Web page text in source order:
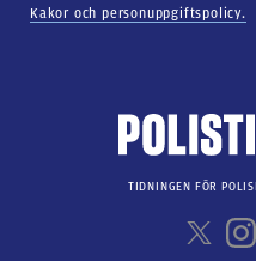
Kakor och personuppgiftspolicy.
TIDNINGEN FÖR